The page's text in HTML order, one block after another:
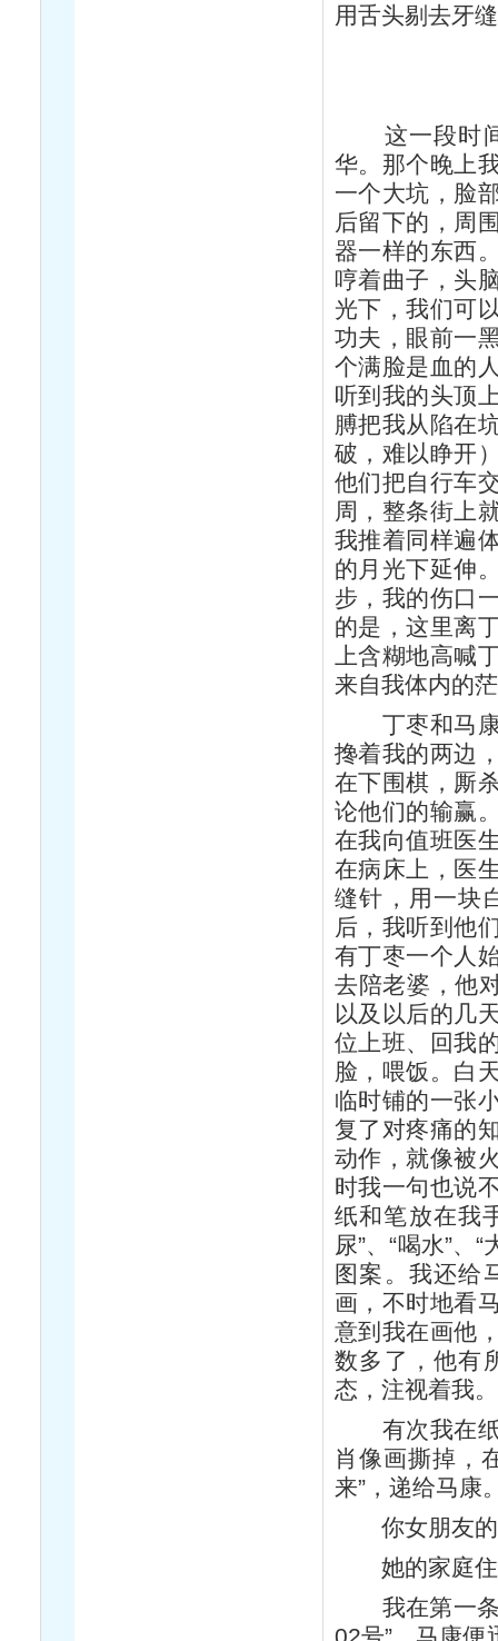
用舌头剔去牙
这一段时间
华。那个晚上
一个大坑，脸
后留下的，周
器一样的东西
哼着曲子，头
光下，我们可
功夫，眼前一
个满脸是血的
听到我的头顶
膊把我从陷在
破，难以睁开
他们把自行车
周，整条街上
我推着同样遍
的月光下延伸
步，我的伤口
的是，这里离
上含糊地高喊
来自我体内的
丁枣和马康
搀着我的两边
在下围棋，厮
论他们的输赢
在我向值班医
在病床上，医
缝针，用一块
后，我听到他
有丁枣一个人
去陪老婆，他
以及以后的几
位上班、回我
脸，喂饭。白
临时铺的一张
复了对疼痛的
动作，就像被
时我一句也说
纸和笔放在我
尿”、“喝水”、
图案。我还给
画，不时地看
意到我在画他
数多了，他有
态，注视着我
有次我在纸
肖像画撕掉，
来”，递给马康
你女朋友
她的家庭
我在第一条